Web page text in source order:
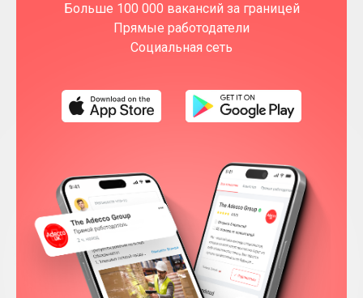
Больше 100 000 вакансий за границей
Прямые работодатели
Социальная сеть